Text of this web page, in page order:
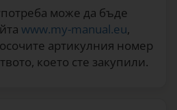
може да бъде
www.my-manual.eu,
артикулния номер
което сте закупили.